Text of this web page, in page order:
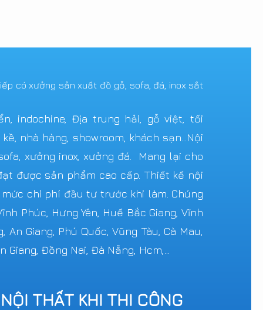
có xưởng sản xuất đồ gỗ, sofa, đá, inox sắt
indochine, Địa trung hải, gỗ việt, tối
nhà hàng, showroom, khách sạn...Nội
xưởng inox, xưởng đá. Mang lại cho
được sản phẩm cao cấp. Thiết kế nội
chi phí đầu tư trước khi làm. Chúng
Phúc, Hưng Yên, Huế Bắc Giang, Vĩnh
Giang, Phú Quốc, Vũng Tàu, Cà Mau,
Đồng Nai, Đà Nẵng, Hcm,...
THẤT KHI THI CÔNG